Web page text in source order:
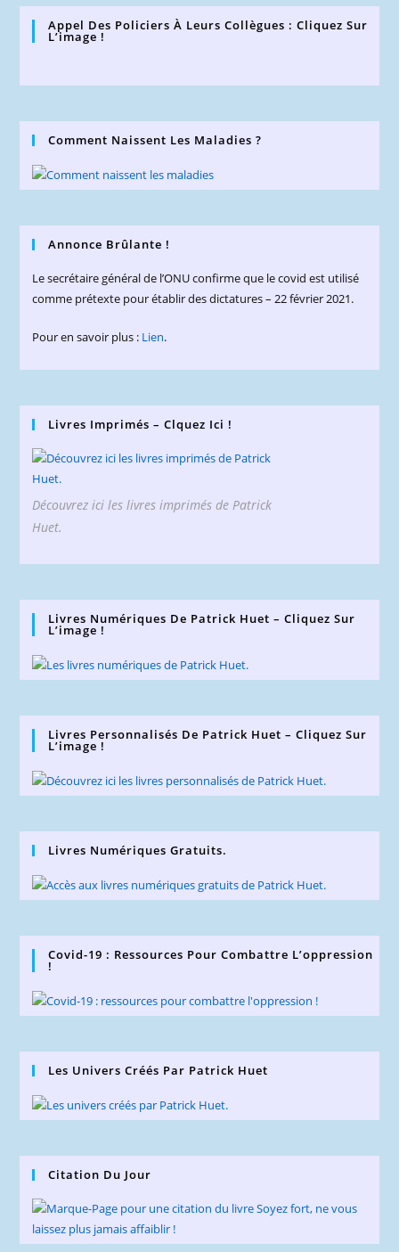
Appel Des Policiers À Leurs Collègues : Cliquez Sur
L’image !
Comment Naissent Les Maladies ?
Annonce Brûlante !
Le secrétaire général de l’ONU confirme que le covid est utilisé
comme prétexte pour établir des dictatures – 22 février 2021.
Pour en savoir plus : Lien.
Livres Imprimés – Clquez Ici !
Découvrez ici les livres imprimés de Patrick
Huet.
Livres Numériques De Patrick Huet – Cliquez Sur
L’image !
Livres Personnalisés De Patrick Huet – Cliquez Sur
L’image !
Livres Numériques Gratuits.
Covid-19 : Ressources Pour Combattre L’oppression
!
Les Univers Créés Par Patrick Huet
Citation Du Jour